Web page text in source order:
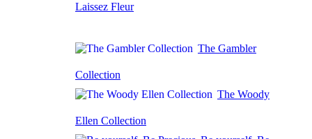
Laissez Fleur
The Gambler
Collection
The Woody
Ellen Collection